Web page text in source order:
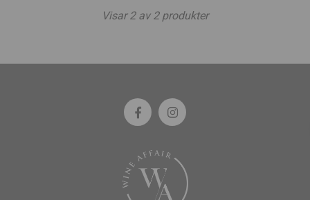
Visar2av 2produkter